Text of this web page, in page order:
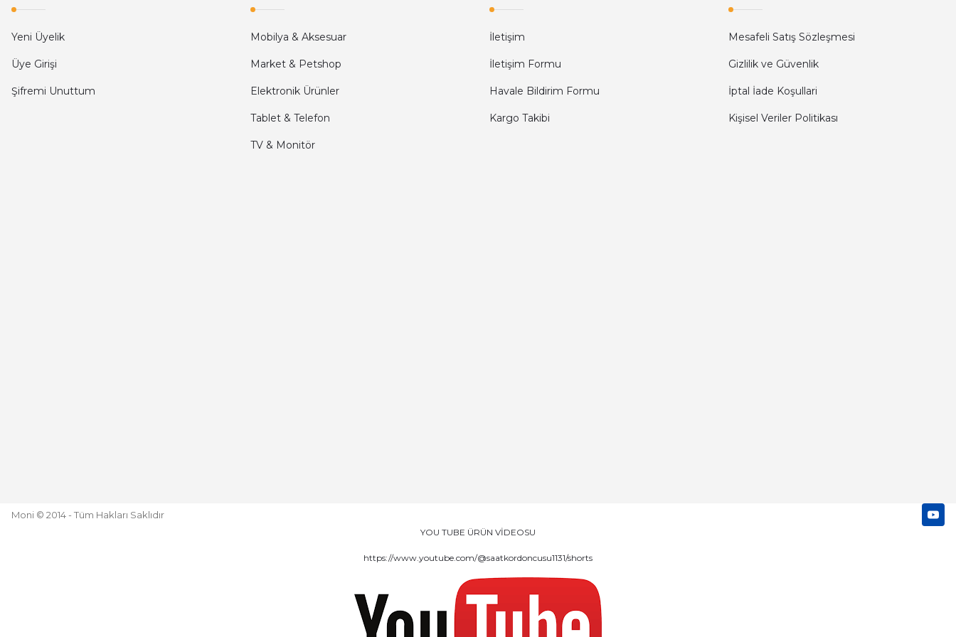
kargo hızlı
mehmet yıldız | 19/06/2025
seiko astron kordon 7x52
Yeni Üyelik
Üye Girişi
Şifremi Unuttum
Mobilya & Aksesuar
Market & Petshop
Elektronik Ürünler
Tablet & Telefon
TV & Monitör
İletişim
İletişim Formu
Havale Bildirim Formu
Kargo Takibi
Mesafeli Satış Sözleşmesi
Gizlilik ve Güvenlik
İptal İade Koşullari
Kişisel Veriler Politikası
Moni © 2014 - Tüm Hakları Saklıdır
YOU TUBE ÜRÜN VİDEOSU
https://www.youtube.com/@saatkordoncusu1131/shorts